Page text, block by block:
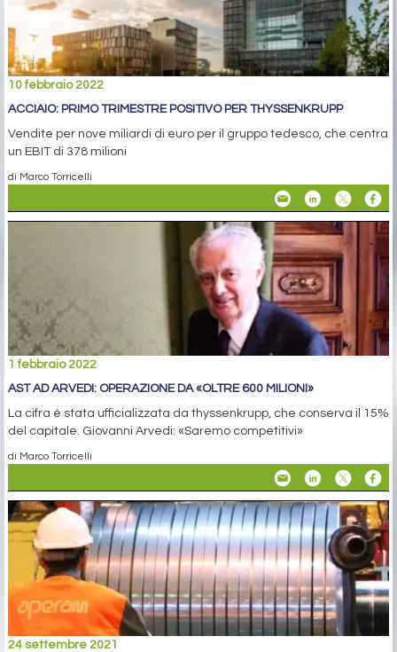
10 febbraio 2022
ACCIAIO: PRIMO TRIMESTRE POSITIVO PER THYSSENKRUPP
Vendite per nove miliardi di euro per il gruppo tedesco, che centra
un EBIT di 378 milioni
di Marco Torricelli
1 febbraio 2022
AST AD ARVEDI: OPERAZIONE DA «OLTRE 600 MILIONI»
La cifra è stata ufficializzata da thyssenkrupp, che conserva il 15%
del capitale. Giovanni Arvedi: «Saremo competitivi»
di Marco Torricelli
24 settembre 2021